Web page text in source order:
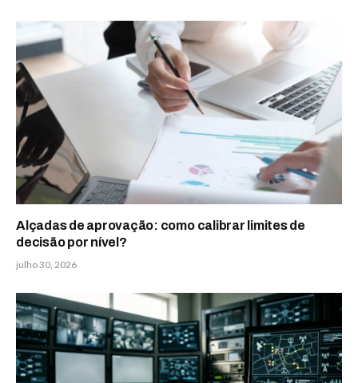
Alçadas de aprovação: como calibrar limites de
decisão por nível?
julho 30, 2026